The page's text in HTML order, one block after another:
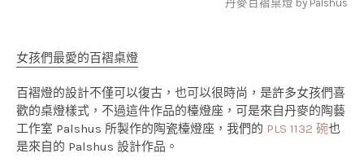
丹麥百褶桌燈 by Palshus
女孩們最愛的百褶桌燈
百褶燈的設計不僅可以復古，也可以很時尚，是許多女孩們喜
歡的桌燈樣式，不過這件作品的檯燈座，可是來自丹麥的陶藝
工作室 Palshus 所製作的陶瓷檯燈座，我們的 PLS 1132 碗也
是來自的 Palshus 設計作品。